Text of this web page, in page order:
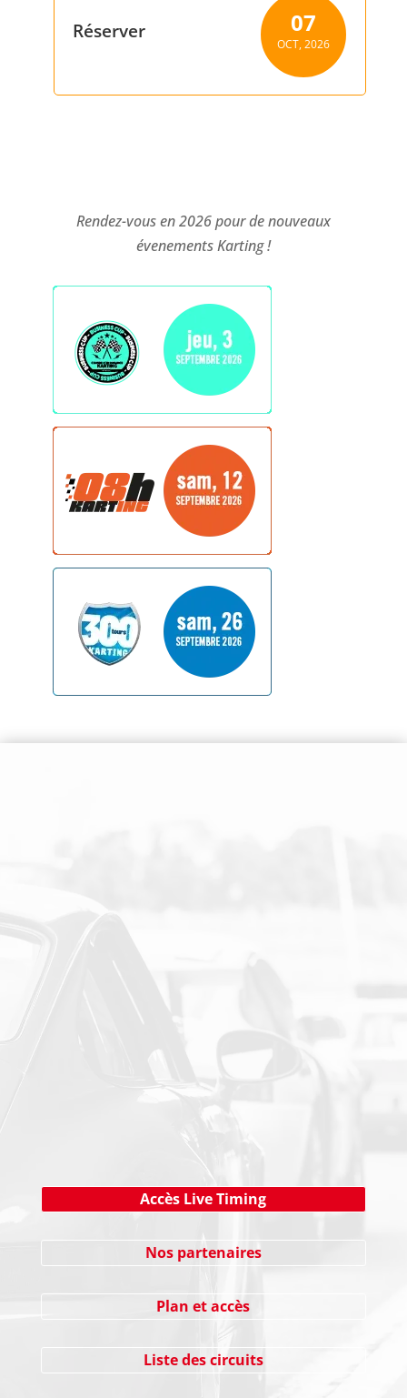
07
OCT, 2026
Réserver
Rendez-vous en 2026 pour de nouveaux
évenements Karting !
Cliquez ici !
Accès Live Timing
Nos partenaires
Plan et accès
Liste des circuits